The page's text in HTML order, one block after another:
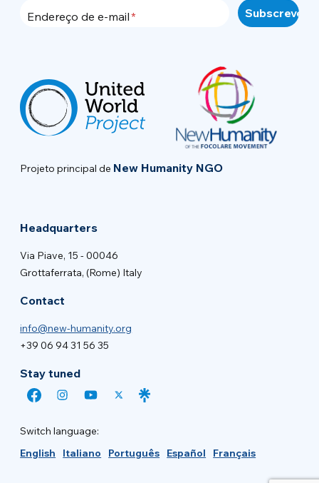
Endereço de e-mail
Projeto principal de New Humanity NGO
Headquarters
Via Piave, 15 - 00046
Grottaferrata, (Rome) Italy
Contact
info@new-humanity.org
+39 06 94 31 56 35
Stay tuned
Switch language:
English
Italiano Português Español Français